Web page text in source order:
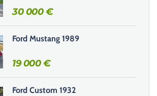
30 000€
Ford Mustang 1989
19 000€
Ford Custom 1932